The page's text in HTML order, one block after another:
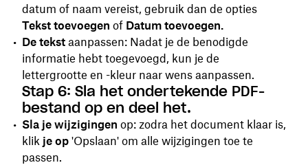
datum of naam vereist, gebruik dan de opties
Tekst toevoegen of Datum toevoegen.
De tekst aanpassen: Nadat je de benodigde
informatie hebt toegevoegd, kun je de
lettergrootte en -kleur naar wens aanpassen.
Stap 6: Sla het ondertekende PDF-
bestand op en deel het.
Sla je wijzigingen op: zodra het document klaar is,
klik je op 'Opslaan' om alle wijzigingen toe te
passen.